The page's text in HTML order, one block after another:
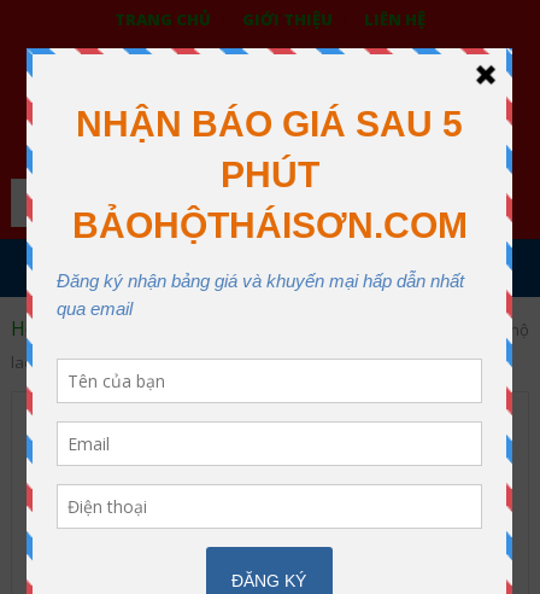
TRANG CHỦ GIỚI THIỆU LIÊN HỆ
BẢO HỘ LAO ĐỘNG THÁI SƠN
XƯỞNG MAY THÁI SƠN QUẬN 12
Search
MENU
Home
May áo bảo hộ
lao động giá tốt tại miền nam
May áo bảo hộ lao động giá
tốt tại miền nam
2016-08-02